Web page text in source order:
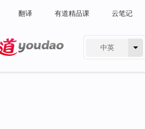
翻译 有道精品课 云笔记
中英